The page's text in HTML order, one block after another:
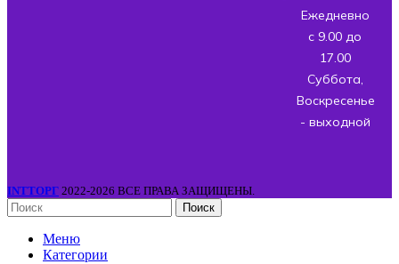
Ежедневно
с 9.00 до
17.00
Суббота,
Воскресенье
- выходной
INTТОРГ 2022-2026 ВСЕ ПРАВА ЗАЩИЩЕНЫ.
Поиск
Меню
Категории